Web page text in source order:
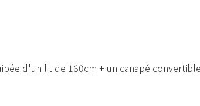
d'un lit de 160cm + un canapé